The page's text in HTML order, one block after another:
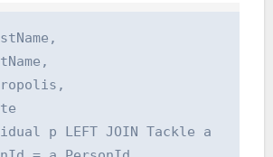
p LEFT JOIN Tackle a